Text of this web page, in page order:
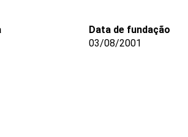
Data de fundação
03/08/2001